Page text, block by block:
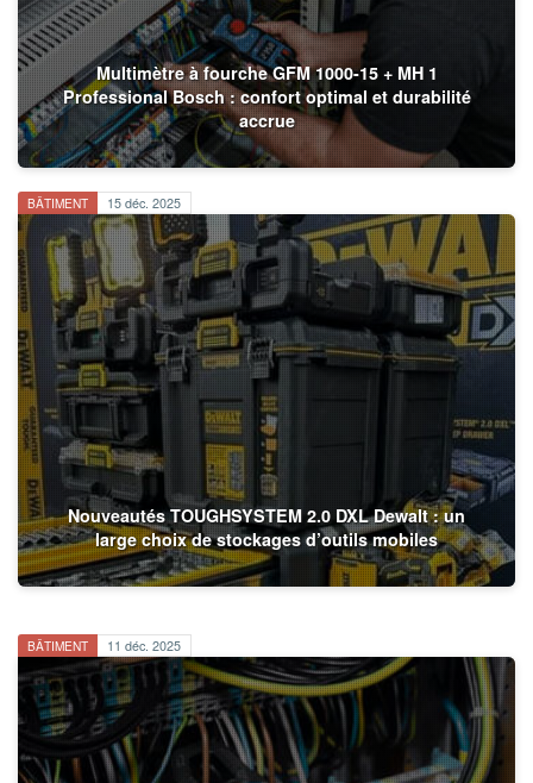
Multimètre à fourche GFM 1000-15 + MH 1
Professional Bosch : confort optimal et durabilité
accrue
BÂTIMENT 15 déc. 2025
Nouveautés TOUGHSYSTEM 2.0 DXL Dewalt : un
large choix de stockages d’outils mobiles
BÂTIMENT 11 déc. 2025